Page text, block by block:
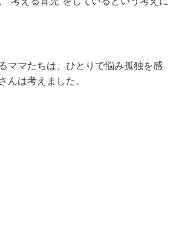
ママたちは、ひとりで悩み孤独を感
んは考えました。